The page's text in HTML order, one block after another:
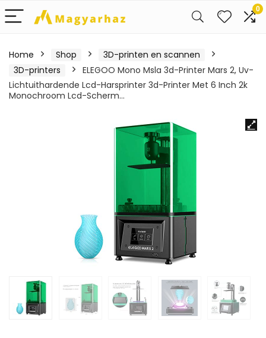
0
Home Shop
3D-printen en scannen
3D-printers
ELEGOO Mono Msla 3d-Printer Mars 2, Uv-
Lichtuithardende Lcd-Harsprinter 3d-Printer Met 6 Inch 2k
Monochroom Lcd-Scherm…